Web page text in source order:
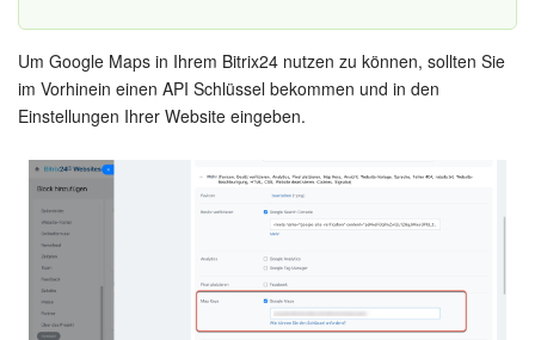
Elektronische Unterschrift für HR
Elektronische Unterschrift
Contact Center
Mitarbeiter-Widget
Um Google Maps in Ihrem Bitrix24 nutzen zu können, sollten Sie
im Vorhinein einen API Schlüssel bekommen und in den
Einstellungen Ihrer Website eingeben.